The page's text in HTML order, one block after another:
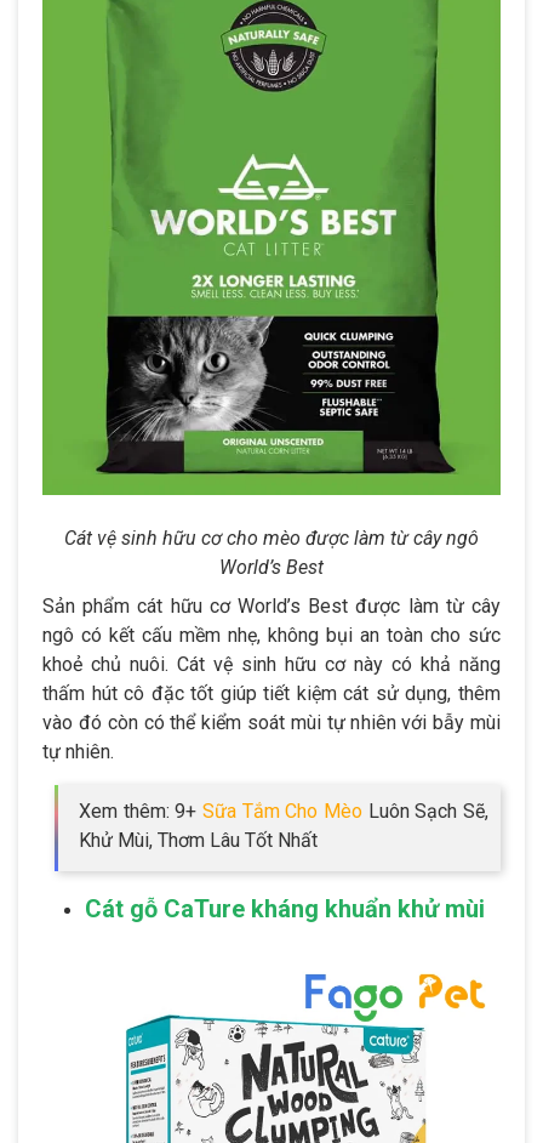
Cát vệ sinh hữu cơ cho mèo được làm từ cây ngô
World’s Best
Sản phẩm cát hữu cơ World’s Best được làm từ cây
ngô có kết cấu mềm nhẹ, không bụi an toàn cho sức
khoẻ chủ nuôi. Cát vệ sinh hữu cơ này có khả năng
thấm hút cô đặc tốt giúp tiết kiệm cát sử dụng, thêm
vào đó còn có thể kiểm soát mùi tự nhiên với bẫy mùi
tự nhiên.
Xem thêm: 9+ Sữa Tắm Cho Mèo Luôn Sạch Sẽ,
Khử Mùi, Thơm Lâu Tốt Nhất
Cát gỗ CaTure kháng khuẩn khử mùi